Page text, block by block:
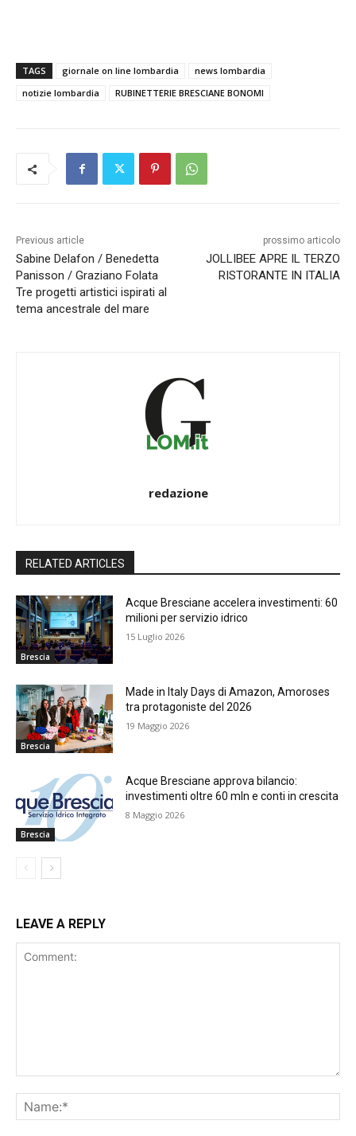
TAGS giornale on line lombardia
news lombardia
notizie lombardia
RUBINETTERIE BRESCIANE BONOMI
Previous article
Sabine Delafon / Benedetta
Panisson / Graziano Folata
Tre progetti artistici ispirati al
tema ancestrale del mare
prossimo articolo
JOLLIBEE APRE IL TERZO
RISTORANTE IN ITALIA
redazione
RELATED ARTICLES
Brescia
Acque Bresciane accelera investimenti: 60
milioni per servizio idrico
15 Luglio 2026
Brescia
Made in Italy Days di Amazon, Amoroses
tra protagoniste del 2026
19 Maggio 2026
Brescia
Acque Bresciane approva bilancio:
investimenti oltre 60 mln e conti in crescita
8 Maggio 2026
LEAVE A REPLY